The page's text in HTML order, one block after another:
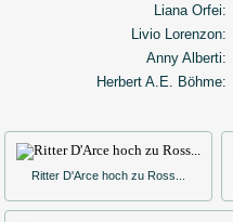
Liana Orfei:
Livio Lorenzon:
Anny Alberti:
Herbert A.E. Böhme:
Ritter D'Arce hoch zu Ross...